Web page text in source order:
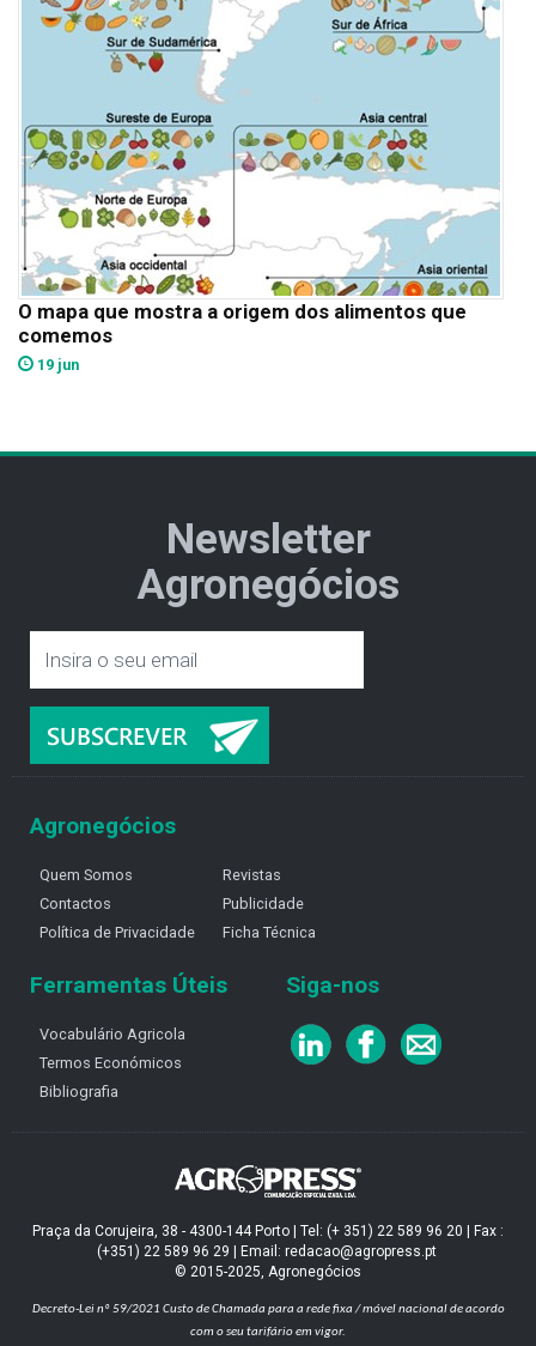
O mapa que mostra a origem dos alimentos que
comemos
19 jun
Newsletter
Agronegócios
Agronegócios
Quem Somos
Contactos
Política de Privacidade
Revistas
Publicidade
Ficha Técnica
Ferramentas Úteis
Vocabulário Agricola
Termos Económicos
Bibliografia
Siga-nos
Praça da Corujeira, 38 - 4300-144 Porto | Tel: (+ 351) 22 589 96 20 | Fax :
(+351) 22 589 96 29 | Email: redacao@agropress.pt
© 2015-2025, Agronegócios
Decreto-Lei nº 59/2021 Custo de Chamada para a rede fixa / móvel nacional de acordo
com o seu tarifário em vigor.